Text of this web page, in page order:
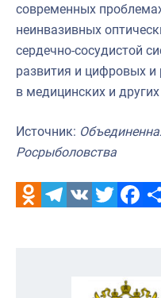
современных
неинвазивных
сердечно-сосудистой
развития и цифровых и
в медицинских и
Источник:
Росрыболовства